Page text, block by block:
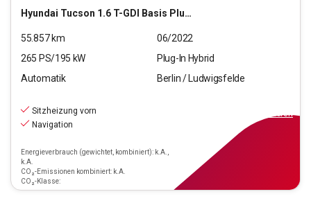
Hyundai Tucson 1.6 T-GDI Basis Plug-In Hybrid 4WD (E6d)
55.857km
06/2022
265 PS/195 kW
Plug-In Hybrid
Automatik
Berlin / Ludwigsfelde
Sitzheizung vorn
Navigation
Energieverbrauch (gewichtet, kombiniert): k.A.,
k.A.
CO₂-Emissionen kombiniert: k.A.
CO₂-Klasse:
finanzieren